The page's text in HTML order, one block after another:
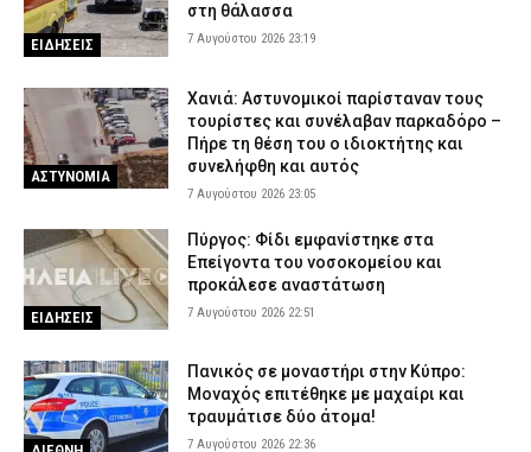
ΕΙΔΗΣΕΙΣ
στη θάλασσα
7 Αυγούστου 2026 23:19
ΑΣΤΥΝΟΜΙΑ
Χανιά: Αστυνομικοί παρίσταναν τους
τουρίστες και συνέλαβαν παρκαδόρο –
Πήρε τη θέση του ο ιδιοκτήτης και
συνελήφθη και αυτός
7 Αυγούστου 2026 23:05
ΕΙΔΗΣΕΙΣ
Πύργος: Φίδι εμφανίστηκε στα
Επείγοντα του νοσοκομείου και
προκάλεσε αναστάτωση
7 Αυγούστου 2026 22:51
Πανικός σε μοναστήρι στην Κύπρο:
Μοναχός επιτέθηκε με μαχαίρι και
τραυμάτισε δύο άτομα!
7 Αυγούστου 2026 22:36